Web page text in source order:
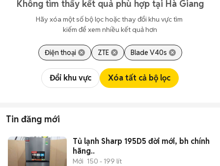
Không tìm thấy kết quả phù hợp tại Hà Giang
Hãy xóa một số bộ lọc hoặc thay đổi khu vực tìm
kiếm để xem nhiều kết quả hơn
Điện thoại ZTE Blade V40s
Đổi khu vực Xóa tất cả bộ lọc
Tin đăng mới
Tủ lạnh Sharp 195D5 đời mới, bh chính
hãng..
Mới 150 - 199 lít